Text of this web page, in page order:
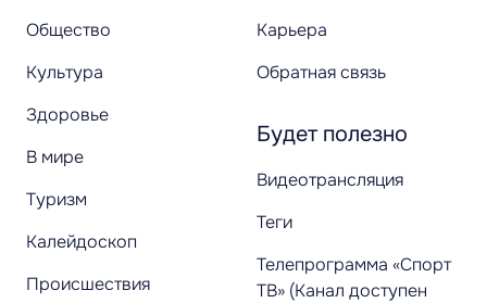
Общество
Культура
Здоровье
В мире
Туризм
Калейдоскоп
Происшествия
Карьера
Обратная связь
Будет полезно
Видеотрансляция
Теги
Телепрограмма «Спорт
ТВ» (Канал доступен